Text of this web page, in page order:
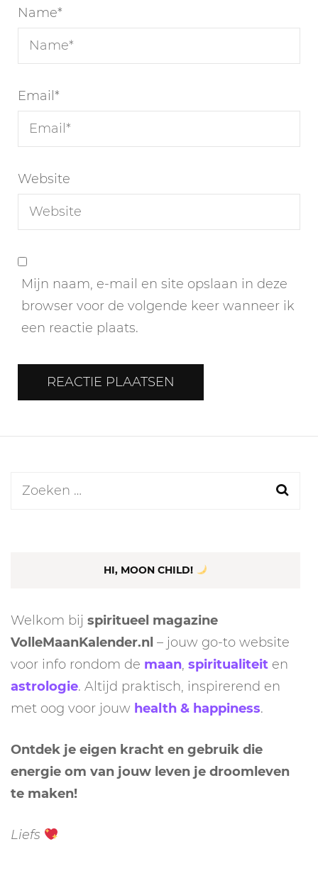
Name*
Email *
Website
Mijn naam, e-mail en site opslaan in deze
browser voor de volgende keer wanneer ik
een reactie plaats.
Zoeken
HI, MOON CHILD!
Welkom bij spiritueel magazine
VolleMaanKalender.nl – jouw go-to website
voor info rondom de maan, spiritualiteit en
astrologie. Altijd praktisch, inspirerend en
met oog voor jouw health & happiness.
Ontdek je eigen kracht en gebruik die
energie om van jouw leven je droomleven
te maken!
Liefs